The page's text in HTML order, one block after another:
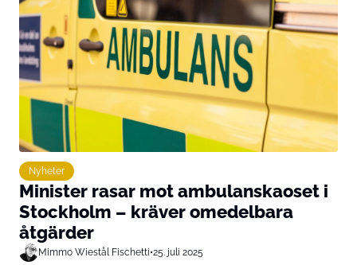
Nyheter
Minister rasar mot ambulanskaoset i
Stockholm – kräver omedelbara
åtgärder
Mimmo Wiestål Fischetti•25. juli 2025